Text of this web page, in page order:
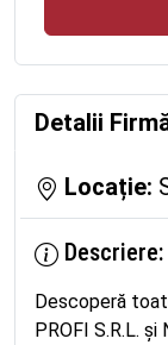
Detalii
Locație:
Descriere:
Descoperă
PROFI S.R.L.